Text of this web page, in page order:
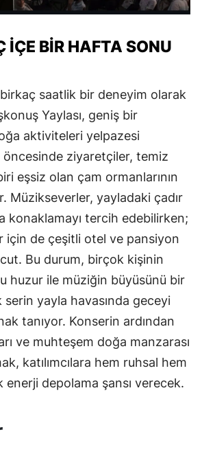
İÇE BİR HAFTA SONU
saatlik bir deneyim olarak
Yaylası, geniş bir
aktiviteleri yelpazesi
öncesinde ziyaretçiler, temiz
eşsiz olan çam ormanlarının
Müzikseverler, yayladaki çadır
konaklamayı tercih edebilirken;
için de çeşitli otel ve pansiyon
Bu durum, birçok kişinin
huzur ile müziğin büyüsünü bir
yayla havasında geceyi
tanıyor. Konserin ardından
ve muhteşem doğa manzarası
katılımcılara hem ruhsal hem
enerji depolama şansı verecek.